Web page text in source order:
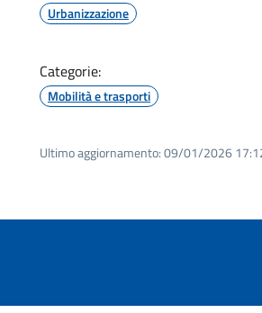
Urbanizzazione
Categorie:
Mobilità e trasporti
Ultimo aggiornamento:09/01/2026